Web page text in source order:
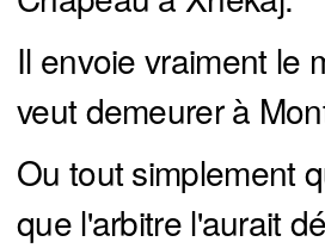
Il envoie vraiment le
veut demeurer à
Ou tout simplement
que l'arbitre l'aurait